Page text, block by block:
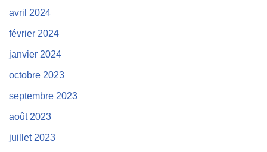
avril 2024
février 2024
janvier 2024
octobre 2023
septembre 2023
août 2023
juillet 2023